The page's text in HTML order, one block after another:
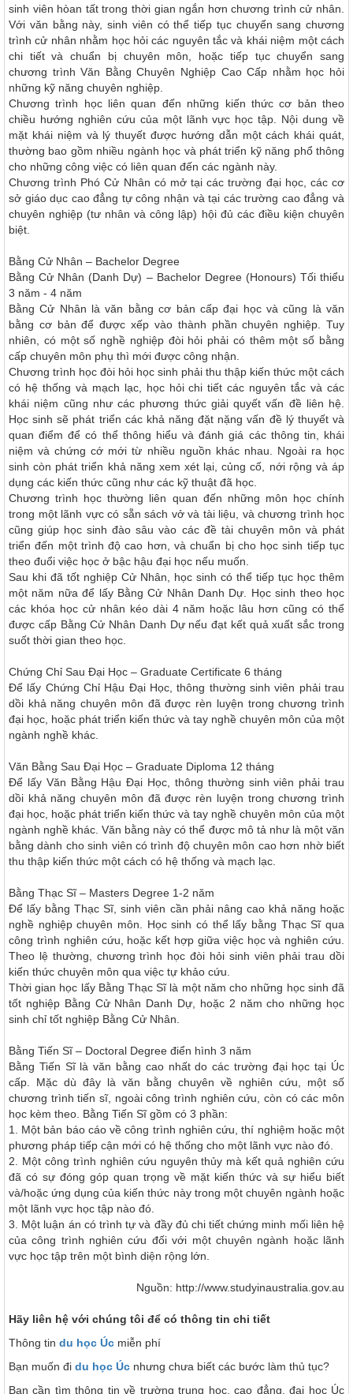
sinh viên hòan tất trong thời gian ngắn hơn chương trình cử nhân.
Với văn bằng này, sinh viên có thể tiếp tục chuyển sang chương
trình cử nhân nhằm học hỏi các nguyên tắc và khái niệm một cách
chi tiết và chuẩn bị chuyên môn, hoặc tiếp tục chuyển sang
chương trình Văn Bằng Chuyên Nghiệp Cao Cấp nhằm học hỏi
những kỹ năng chuyên nghiệp.
Chương trình học liên quan đến những kiến thức cơ bản theo
chiều hướng nghiên cứu của một lãnh vực học tập. Nội dung về
mặt khái niệm và lý thuyết được hướng dẫn một cách khái quát,
thường bao gồm nhiều ngành học và phát triển kỹ năng phổ thông
cho những công việc có liên quan đến các ngành này.
Chương trình Phó Cử Nhân có mở tại các trường đại học, các cơ
sở giáo dục cao đẳng tự công nhận và tại các trường cao đẳng và
chuyên nghiệp (tư nhân và công lập) hội đủ các điều kiện chuyên
biệt.
Bằng Cử Nhân – Bachelor Degree
Bằng Cử Nhân (Danh Dự) – Bachelor Degree (Honours) Tối thiểu
3 năm - 4 năm
Bằng Cử Nhân là văn bằng cơ bản cấp đại học và cũng là văn
bằng cơ bản để được xếp vào thành phần chuyên nghiệp. Tuy
nhiên, có một số nghề nghiệp đòi hỏi phải có thêm một số bằng
cấp chuyên môn phụ thì mới được công nhận.
Chương trình học đòi hỏi học sinh phải thu thập kiến thức một cách
có hệ thống và mạch lạc, học hỏi chi tiết các nguyên tắc và các
khái niệm cũng như các phương thức giải quyết vấn đề liên hệ.
Học sinh sẽ phát triển các khả năng đặt nặng vấn đề lý thuyết và
quan điểm để có thể thông hiểu và đánh giá các thông tin, khái
niệm và chứng cớ mới từ nhiều nguồn khác nhau. Ngoài ra học
sinh còn phát triển khả năng xem xét lại, củng cố, nới rộng và áp
dụng các kiến thức cũng như các kỹ thuật đã học.
Chương trình học thường liên quan đến những môn học chính
trong một lãnh vực có sẵn sách vở và tài liệu, và chương trình học
cũng giúp học sinh đào sâu vào các đề tài chuyên môn và phát
triển đến một trình độ cao hơn, và chuẩn bị cho học sinh tiếp tục
theo đuổi việc học ở bậc hậu đại học nếu muốn.
Sau khi đã tốt nghiệp Cử Nhân, học sinh có thể tiếp tục học thêm
một năm nữa để lấy Bằng Cử Nhân Danh Dự. Học sinh theo học
các khóa học cử nhân kéo dài 4 năm hoặc lâu hơn cũng có thể
được cấp Bằng Cử Nhân Danh Dự nếu đạt kết quả xuất sắc trong
suốt thời gian theo học.
Chứng Chỉ Sau Ðại Học – Graduate Certificate 6 tháng
Ðể lấy Chứng Chỉ Hậu Ðại Học, thông thường sinh viên phải trau
dồi khả năng chuyên môn đã được rèn luyện trong chương trình
đại học, hoặc phát triển kiến thức và tay nghề chuyên môn của một
ngành nghề khác.
Văn Bằng Sau Ðại Học – Graduate Diploma 12 tháng
Ðể lấy Văn Bằng Hậu Ðại Học, thông thường sinh viên phải trau
dồi khả năng chuyên môn đã được rèn luyện trong chương trình
đại học, hoặc phát triển kiến thức và tay nghề chuyên môn của một
ngành nghề khác. Văn bằng này có thể được mô tả như là một văn
bằng dành cho sinh viên có trình độ chuyên môn cao hơn nhờ biết
thu thập kiến thức một cách có hệ thống và mạch lạc.
Bằng Thạc Sĩ – Masters Degree 1-2 năm
Ðể lấy bằng Thạc Sĩ, sinh viên cần phải nâng cao khả năng hoặc
nghề nghiệp chuyên môn. Học sinh có thể lấy bằng Thạc Sĩ qua
công trình nghiên cứu, hoặc kết hợp giữa việc học và nghiên cứu.
Theo lệ thường, chương trình học đòi hỏi sinh viên phải trau dồi
kiến thức chuyên môn qua việc tự khảo cứu.
Thời gian học lấy Bằng Thạc Sĩ là một năm cho những học sinh đã
tốt nghiệp Bằng Cử Nhân Danh Dự, hoặc 2 năm cho những học
sinh chỉ tốt nghiệp Bằng Cử Nhân.
Bằng Tiến Sĩ – Doctoral Degree điển hình 3 năm
Bằng Tiến Sĩ là văn bằng cao nhất do các trường đại học tại Úc
cấp. Mặc dù đây là văn bằng chuyên về nghiên cứu, một số
chương trình tiến sĩ, ngoài công trình nghiên cứu, còn có các môn
học kèm theo. Bằng Tiến Sĩ gồm có 3 phần:
1.
Một bản báo cáo về công trình nghiên cứu, thí nghiệm hoặc một
phương pháp tiếp cận mới có hệ thống cho một lãnh vực nào đó.
2.
Một công trình nghiên cứu nguyên thủy mà kết quả nghiên cứu
đã có sự đóng góp quan trọng về mặt kiến thức và sự hiểu biết
và/hoặc ứng dụng của kiến thức này trong một chuyên ngành hoặc
một lãnh vực học tập nào đó.
3.
Một luận án có trình tự và đầy đủ chi tiết chứng minh mối liên hệ
của công trình nghiên cứu đối với một chuyên ngành hoặc lãnh
vực học tập trên một bình diện rộng lớn.
Nguồn: http://www.studyinaustralia.gov.au
Hãy liên hệ với chúng tôi để có thông tin chi tiết
Thông tin du học Úc miễn phí
Bạn muốn đi du học Úc nhưng chưa biết các bước làm thủ tục?
Bạn cần tìm thông tin về trường trung học, cao đẳng, đại học Úc